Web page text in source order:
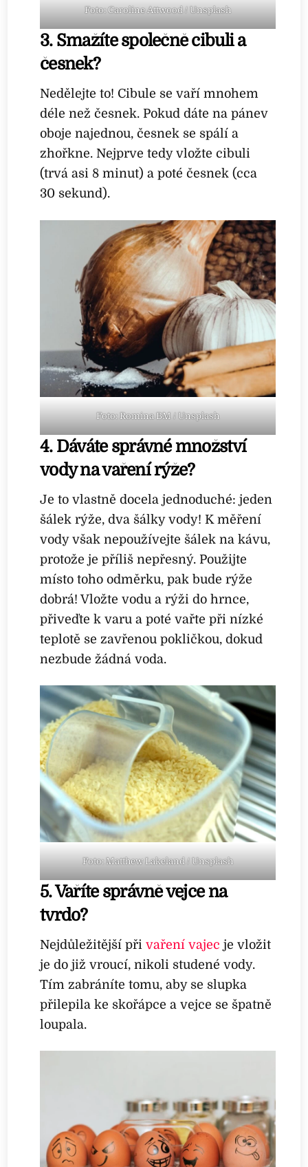
Foto: Caroline Attwood / Unsplash
3. Smažíte společně cibuli a
česnek?
Nedělejte to! Cibule se vaří mnohem
déle než česnek. Pokud dáte na pánev
oboje najednou, česnek se spálí a
zhořkne. Nejprve tedy vložte cibuli
(trvá asi 8 minut) a poté česnek (cca
30 sekund).
Foto: Romina BM / Unsplash
4. Dáváte správné množství
vody na vaření rýže?
Je to vlastně docela jednoduché: jeden
šálek rýže, dva šálky vody! K měření
vody však nepoužívejte šálek na kávu,
protože je příliš nepřesný. Použijte
místo toho odměrku, pak bude rýže
dobrá! Vložte vodu a rýži do hrnce,
přiveďte k varu a poté vařte při nízké
teplotě se zavřenou pokličkou, dokud
nezbude žádná voda.
Foto: Matthew Lakeland / Unsplash
5. Vaříte správně vejce na
tvrdo?
Nejdůležitější přivaření vajec je vložit
je do již vroucí, nikoli studené vody.
Tím zabráníte tomu, aby se slupka
přilepila ke skořápce a vejce se špatně
loupala.